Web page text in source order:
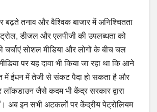
बढ़ते तनाव और वैश्विक बाजार में अनिश्चितता
डीजल और एलपीजी की उपलब्धता को
सोशल मीडिया और लोगों के बीच चल
पर यह दावा भी किया जा रहा था कि आने
में ईंधन में तेजी से संकट पैदा हो सकता है और
लॉकडाउन जैसे कदम भी केंद्र सरकार द्वारा
अब इन सभी अटकलों पर केंद्रीय पेट्रोलियम